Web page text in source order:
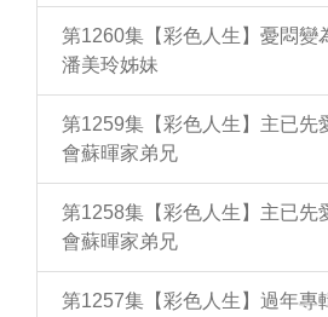
第1260集【彩色人生】憂悶變
潘美玲姊妹
第1259集【彩色人生】主已先
會蘇暉家弟兄
第1258集【彩色人生】主已先
會蘇暉家弟兄
第1257集【彩色人生】過年專